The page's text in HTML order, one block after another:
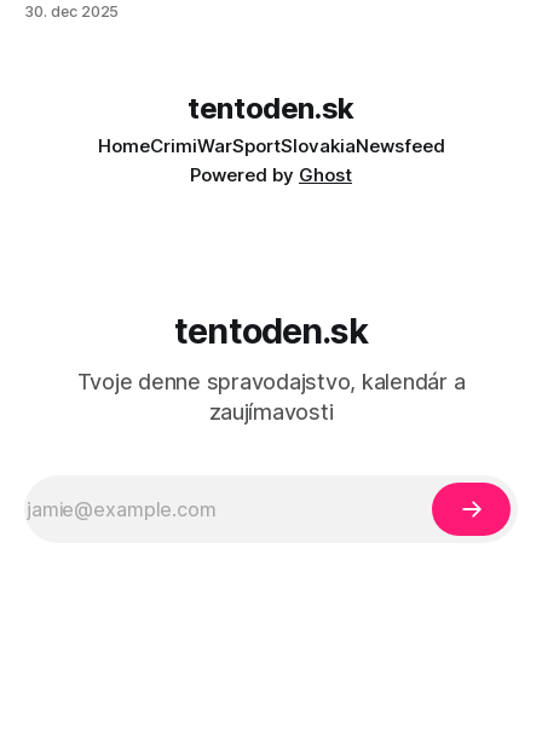
30. dec 2025
tentoden.sk
HomeCrimiWarSportSlovakiaNewsfeed
Powered by Ghost
tentoden.sk
Tvoje denne spravodajstvo, kalendár a
zaujímavosti